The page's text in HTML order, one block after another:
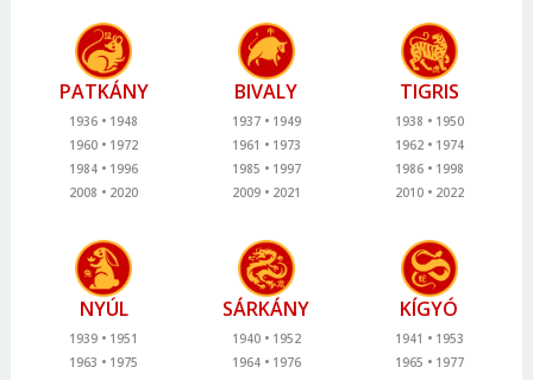
PATKÁNY
1936
1948
1960
1972
1984
1996
2008
2020
BIVALY
1937
1949
1961
1973
1985
1997
2009
2021
TIGRIS
1938
1950
1962
1974
1986
1998
2010
2022
NYÚL
1939
1951
1963
1975
SÁRKÁNY
1940
1952
1964
1976
KÍGYÓ
1941
1953
1965
1977